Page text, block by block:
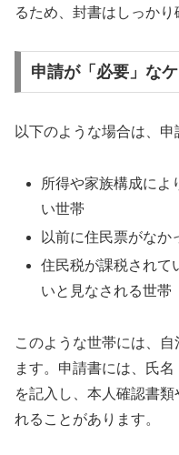
るため、封書はしっかり
申請が「必要」な
以下のような場合は、申
所得や家族構成によ
い世帯
以前に住民票がなか
住民税が課税されて
いと見なされる世帯
このような世帯には、
ます。申請書には、氏
を記入し、本人確認書
れることがあります。